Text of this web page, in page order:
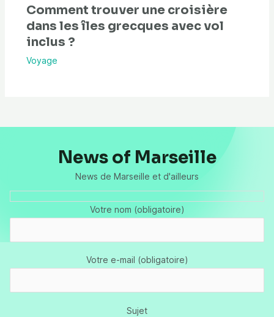
Comment trouver une croisière
dans les îles grecques avec vol
inclus ?
Voyage
News of Marseille
News de Marseille et d'ailleurs
Votre nom (obligatoire)
Votre e-mail (obligatoire)
Sujet